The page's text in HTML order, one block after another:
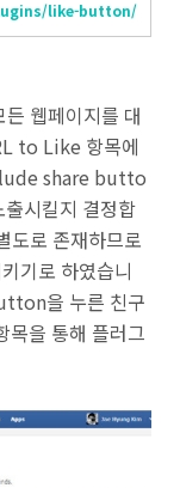
like-button/
웹페이지를 대
to Like 항목에
share butto
시킬지 결정합
도로 존재하므로
기로 하였습니
을 누른 친구
을 통해 플러그